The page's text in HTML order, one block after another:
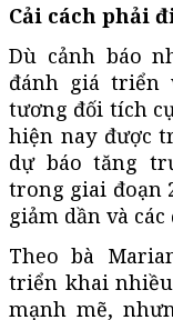
Cải cách phải
Dù cảnh báo
đánh giá triển
tương đối tích
hiện nay được
dự báo tăng
trong giai đoạn
giảm dần và
Theo bà
triển khai
mạnh mẽ,